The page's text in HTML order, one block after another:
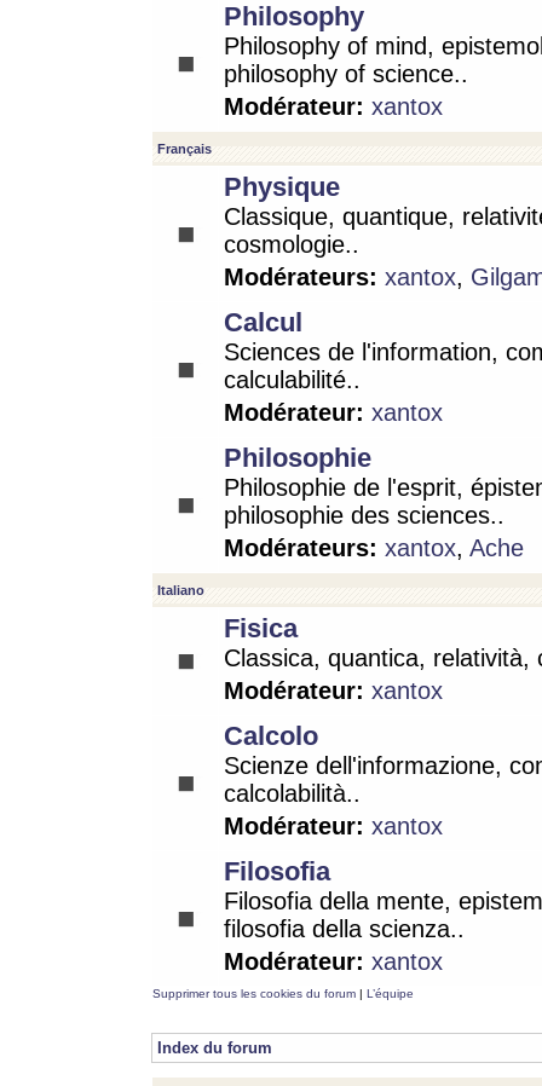
Philosophy
Philosophy of mind,
philosophy of science..
Modérateur: xantox
Français
Physique
Classique, quantique,
cosmologie..
Modérateurs: xantox,
Calcul
Sciences de l'information,
calculabilité..
Modérateur: xantox
Philosophie
Philosophie de l'esprit,
philosophie des sciences..
Modérateurs: xantox, Ache
Italiano
Fisica
Classica, quantica, relatività,
Modérateur: xantox
Calcolo
Scienze dell'informazione,
calcolabilità..
Modérateur: xantox
Filosofia
Filosofia della mente,
filosofia della scienza..
Modérateur: xantox
Supprimer tous les cookies du forum | L’équipe
Index du forum